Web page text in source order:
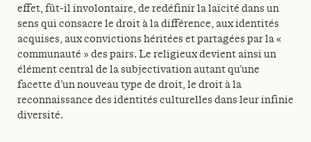
effet, fût-il involontaire, de redéfinir la laïcité dans un
sens qui consacre le droit à la différence, aux identités
acquises, aux convictions héritées et partagées par la «
communauté » des pairs. Le religieux devient ainsi un
élément central de la subjectivation autant qu’une
facette d’un nouveau type de droit, le droit à la
reconnaissance des identités culturelles dans leur infinie
diversité.